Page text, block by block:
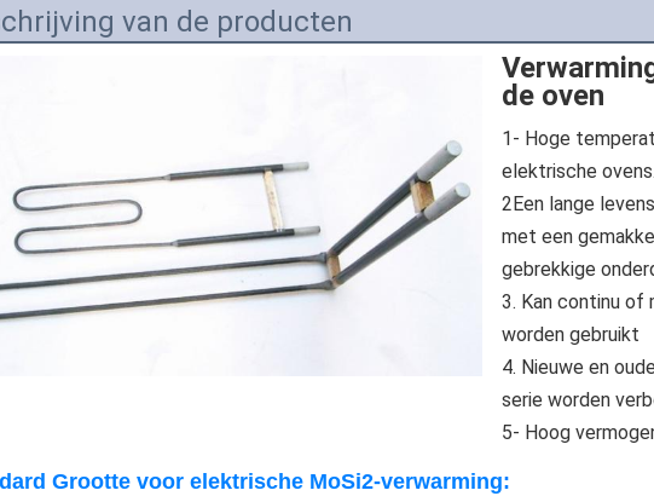
van de producten
de oven
1- Hoge
elektrische ovens.
2Een lange
met een
gebrekkige
3. Kan continu of
worden gebruikt
4. Nieuwe en
serie worden
5- Hoog
rd Grootte voor elektrische MoSi2-verwarming: